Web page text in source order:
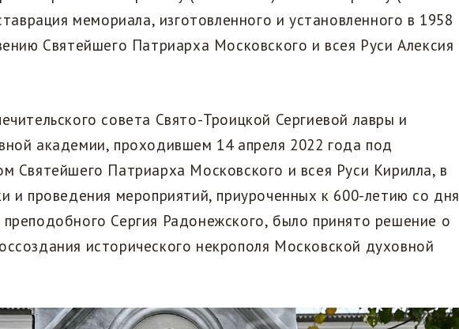
мемориала, изготовленного и установленного в 1958
Святейшего Патриарха Московского и всея Руси Алексия
совета Свято-Троицкой Сергиевой лавры и
академии, проходившем 14 апреля 2022 года под
Святейшего Патриарха Московского и всея Руси Кирилла, в
и проведения мероприятий, приуроченных к 600-летию со дня
Сергия Радонежского, было принято решение о
исторического некрополя Московской духовной